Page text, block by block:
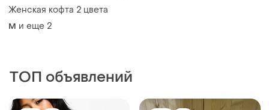
Женская кофта 2 цвета
M и еще 2
ТОП объявлений